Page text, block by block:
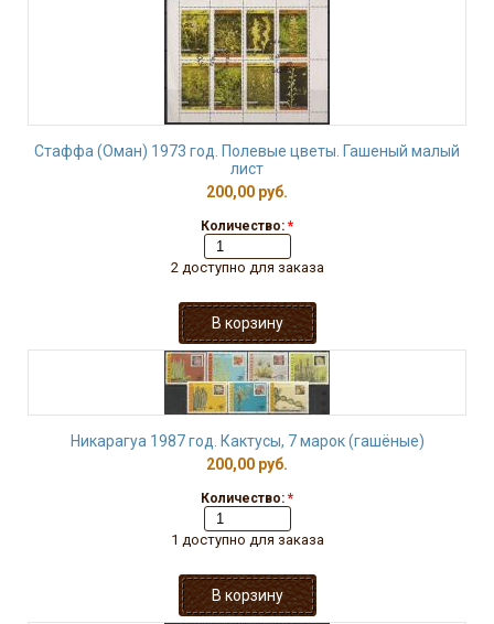
Стаффа (Оман) 1973 год. Полевые цветы. Гашеный малый
лист
200,00 руб.
Количество: *
2 доступно для заказа
Никарагуа 1987 год. Кактусы, 7 марок (гашёные)
200,00 руб.
Количество: *
1 доступно для заказа